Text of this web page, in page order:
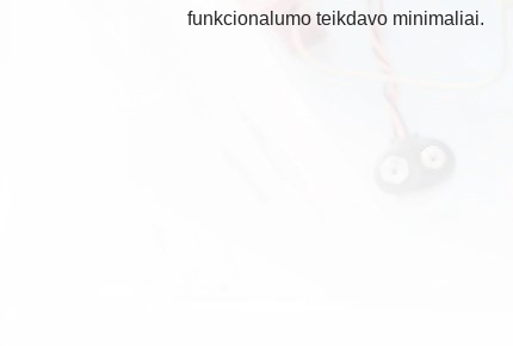
funkcionalumo teikdavo minimaliai.